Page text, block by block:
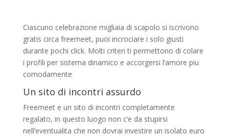
Ciascuno celebrazione migliaia di scapolo si iscrivono
gratis circa freemeet, puoi incrociare i solo giusti
durante pochi click. Molti criteri ti permettono di colare
i profili per sistema dinamico e accorgersi l’amore piu
comodamente
Un sito di incontri assurdo
Freemeet e un sito di incontri completamente
regalato, in questo luogo non c’e da stupirsi
nell’eventualita che non dovrai investire un isolato euro